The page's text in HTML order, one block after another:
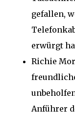
gefallen,
erwürgt
Richie
Anführer